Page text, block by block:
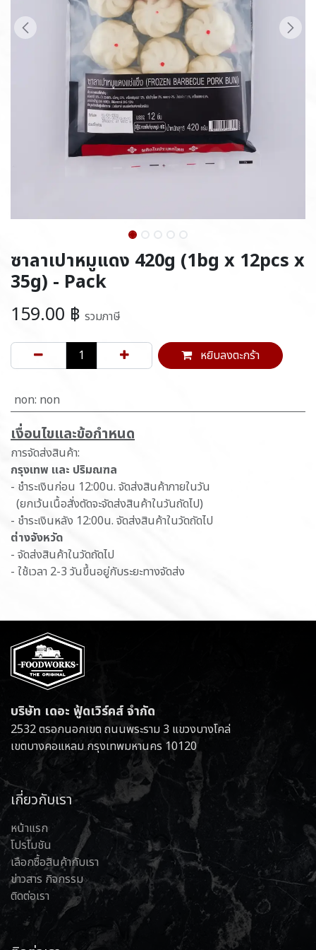
ซาลาเปาหมูแดง 420g (1bg x 12pcs x
35g) - Pack
159.00 ฿ รวมภาษี
หยิบลงตะกร้า
non: non
เ​งื่อนไขและข้อกำหนด
การจัดส่งสินค้า:
กรุงเทพ และ ปริมณฑล
- ชำระเงินก่อน 12:00น. จัดส่งสินค้าภายในวัน
(ยกเว้นเนื้อสั่งตัดจะจัดส่งสินค้าในวันถัดไป)
- ชำระเงินหลัง 12:00น. จัดส่งสินค้าในวัดถัดไป
ต่างจังหวัด
- จัดส่งสินค้าในวัดถัดไป
- ใช้เวลา 2-3 วันขึ้นอยู่กับระยะทางจัดส่ง
บริษัท เดอะ ฟู้ดเวิร์คส์ จำกัด
2532 ตรอกนอกเขต ถนนพระราม 3 แขวงบางโคล่
เขตบางคอแหลม กรุงเทพมหานคร 10120
เกี่ยวกับเรา
หน้าแรก
โปรโมชัน
เลือกซื้อสินค้ากับเรา
ข่าวสาร กิจกรรม
ติดต่อเรา